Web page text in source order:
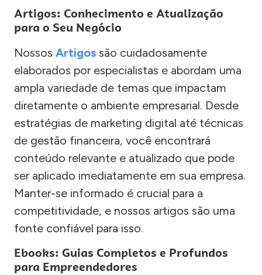
Artigos: Conhecimento e Atualização
para o Seu Negócio
Nossos Artigos são cuidadosamente
elaborados por especialistas e abordam uma
ampla variedade de temas que impactam
diretamente o ambiente empresarial. Desde
estratégias de marketing digital até técnicas
de gestão financeira, você encontrará
conteúdo relevante e atualizado que pode
ser aplicado imediatamente em sua empresa.
Manter-se informado é crucial para a
competitividade, e nossos artigos são uma
fonte confiável para isso.
Ebooks: Guias Completos e Profundos
para Empreendedores